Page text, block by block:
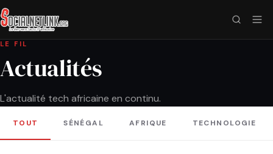
LE FIL
Actualités
L'actualité tech africaine en continu.
TOUT SÉNÉGAL AFRIQUE TECHNOLOGIE